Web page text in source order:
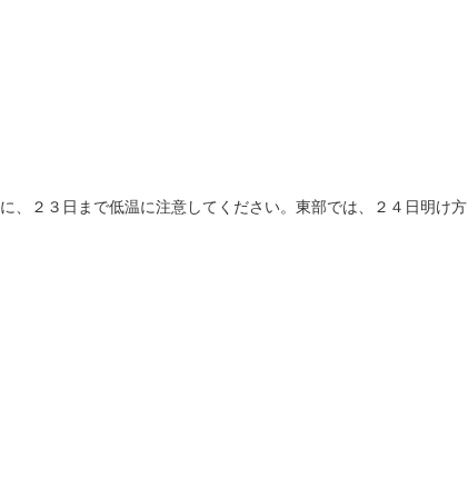
、２３日まで低温に注意してください。東部では、２４日明け方